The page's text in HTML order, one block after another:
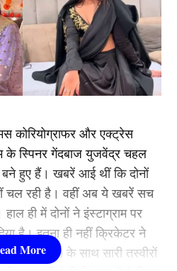
कोरियोग्राफर और एक्ट्रेस
के स्पिनर गेंदबाज युजवेंद्र चहल
हुए हैं। खबरें आई थीं कि दोनों
चल रही है। वहीं अब ये खबरें सच
ही में दोनों ने इंस्टाग्राम पर
है। इतना ही नहीं क्रिकेटर ने
Verma) के साथ सारी तस्वीरों